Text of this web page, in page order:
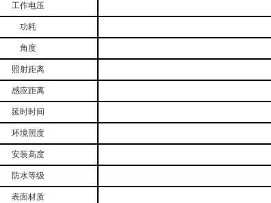
工作电压
功耗
角度
照射距离
感应距离
延时时间
环境照度
安装高度
防水等级
表面材质